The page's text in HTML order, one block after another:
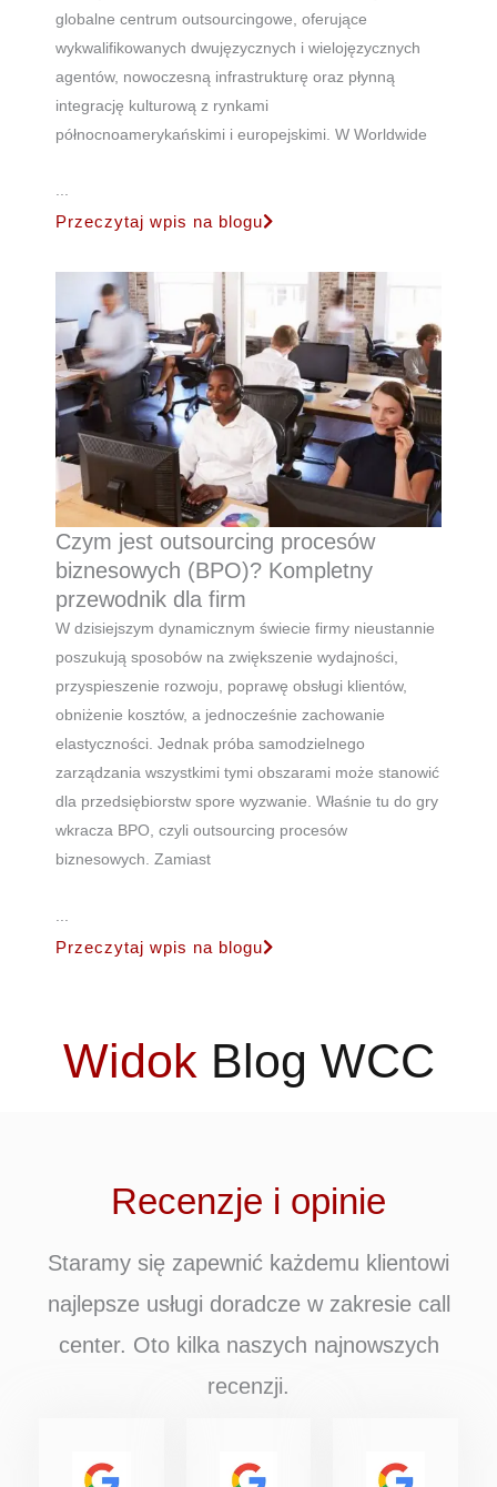
globalne centrum outsourcingowe, oferujące
wykwalifikowanych dwujęzycznych i wielojęzycznych
agentów, nowoczesną infrastrukturę oraz płynną
integrację kulturową z rynkami
północnoamerykańskimi i europejskimi. W Worldwide
Przeczytaj wpis na blogu
Czym jest outsourcing procesów
biznesowych (BPO)? Kompletny
przewodnik dla firm
W dzisiejszym dynamicznym świecie firmy nieustannie
poszukują sposobów na zwiększenie wydajności,
przyspieszenie rozwoju, poprawę obsługi klientów,
obniżenie kosztów, a jednocześnie zachowanie
elastyczności. Jednak próba samodzielnego
zarządzania wszystkimi tymi obszarami może stanowić
dla przedsiębiorstw spore wyzwanie. Właśnie tu do gry
wkracza BPO, czyli outsourcing procesów
biznesowych. Zamiast
Przeczytaj wpis na blogu
Widok Blog WCC
Recenzje i opinie
Staramy się zapewnić każdemu klientowi
najlepsze usługi doradcze w zakresie call
center. Oto kilka naszych najnowszych
recenzji.